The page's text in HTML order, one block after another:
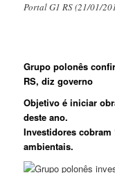
Portal G1 RS (21/01/
Grupo polonês
RS, diz governo
Objetivo é iniciar
deste ano.
Investidores
ambientais.